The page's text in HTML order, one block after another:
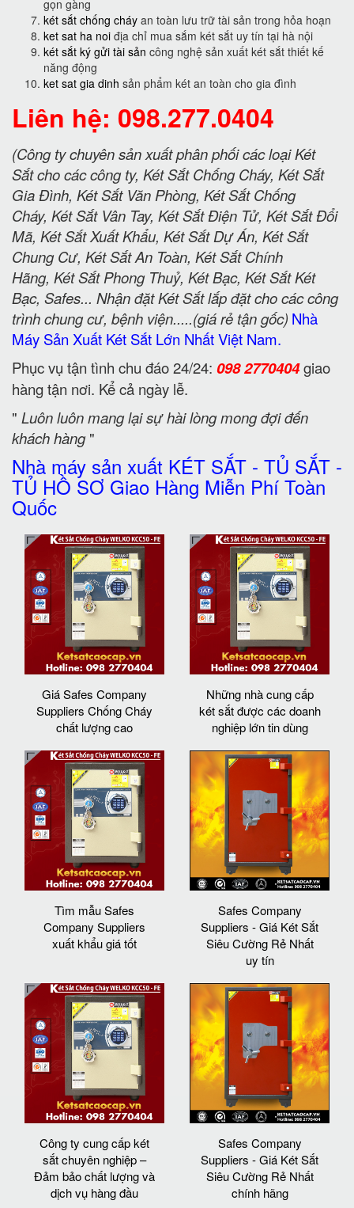
gọn gàng
két sắt chống cháy an toàn lưu trữ tài sản trong hỏa hoạn
ket sat ha noi địa chỉ mua sắm két sắt uy tín tại hà nội
két sắt ký gửi tài sản công nghệ sản xuất két sắt thiết kế
năng động
ket sat gia dinh sản phẩm két an toàn cho gia đình
Liên hệ: 098.277.0404
(Công ty chuyên sản xuất phân phối các loại Két
Sắt cho các công ty, Két Sắt Chống Cháy, Két Sắt
Gia Đình, Két Sắt Văn Phòng, Két Sắt Chống
Cháy, Két Sắt Vân Tay, Két Sắt Điện Tử, Két Sắt Đổi
Mã, Két Sắt Xuất Khẩu, Két Sắt Dự Án, Két Sắt
Chung Cư, Két Sắt An Toàn, Két Sắt Chính
Hãng, Két Sắt Phong Thuỷ, Két Bạc, Két Sắt Két
Bạc, Safes... Nhận đặt Két Sắt lắp đặt cho các công
trình chung cư, bệnh viện.....(giá rẻ tận gốc) Nhà
Máy Sản Xuất Két Sắt Lớn Nhất Việt Nam.
Phục vụ tận tình chu đáo 24/24: 098 2770404giao
hàng tận nơi. Kể cả ngày lễ.
" Luôn luôn mang lại sự hài lòng mong đợi đến
khách hàng"
Nhà máy sản xuất KÉT SẮT - TỦ SẮT -
TỦ HỒ SƠ Giao Hàng Miễn Phí Toàn
Quốc
Giá Safes Company
Suppliers Chống Cháy
chất lượng cao
Những nhà cung cấp
két sắt được các doanh
nghiệp lớn tin dùng
Tìm mẫu Safes
Company Suppliers
xuất khẩu giá tốt
Safes Company
Suppliers - Giá Két Sắt
Siêu Cường Rẻ Nhất
uy tín
Công ty cung cấp két
sắt chuyên nghiệp –
Đảm bảo chất lượng và
dịch vụ hàng đầu
Safes Company
Suppliers - Giá Két Sắt
Siêu Cường Rẻ Nhất
chính hãng